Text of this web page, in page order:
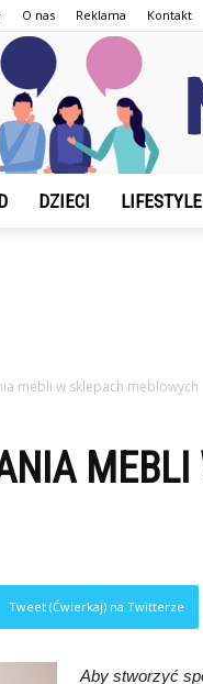
O nas Reklama Kontakt
DZIECI LIFESTYLE
mebli w sklepach meblowych
MEBLI
Tweet (Ćwierkaj) na Twitterze
Aby stworzyć